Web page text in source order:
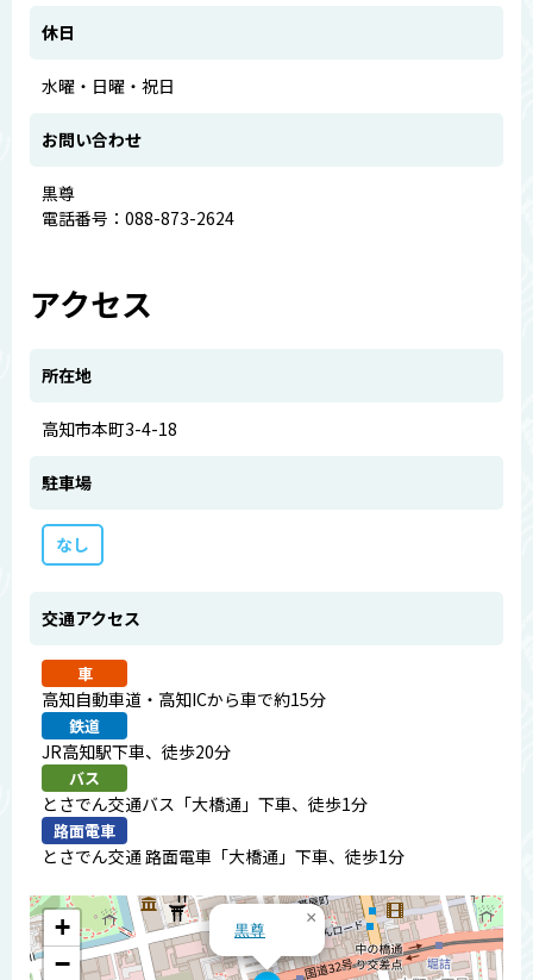
休日
水曜・日曜・祝日
お問い合わせ
黒尊
電話番号：088-873-2624
アクセス
所在地
高知市本町3-4-18
駐車場
なし
交通アクセス
車
高知自動車道・高知ICから車で約15分
鉄道
JR高知駅下車、徒歩20分
バス
とさでん交通バス「大橋通」下車、徒歩1分
路面電車
とさでん交通 路面電車「大橋通」下車、徒歩1分
黒尊
×
+
−